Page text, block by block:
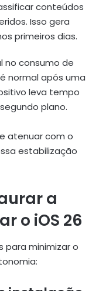
conteúdos
Isso gera
primeiros dias.
no consumo de
normal após uma
leva tempo
plano.
atenuar com o
estabilização
a
o iOS 26
para minimizar o